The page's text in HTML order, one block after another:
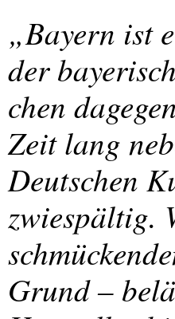
„Bayern ist
der
chen
Zeit lang
Deutschen
zwiespältig.
Grund –